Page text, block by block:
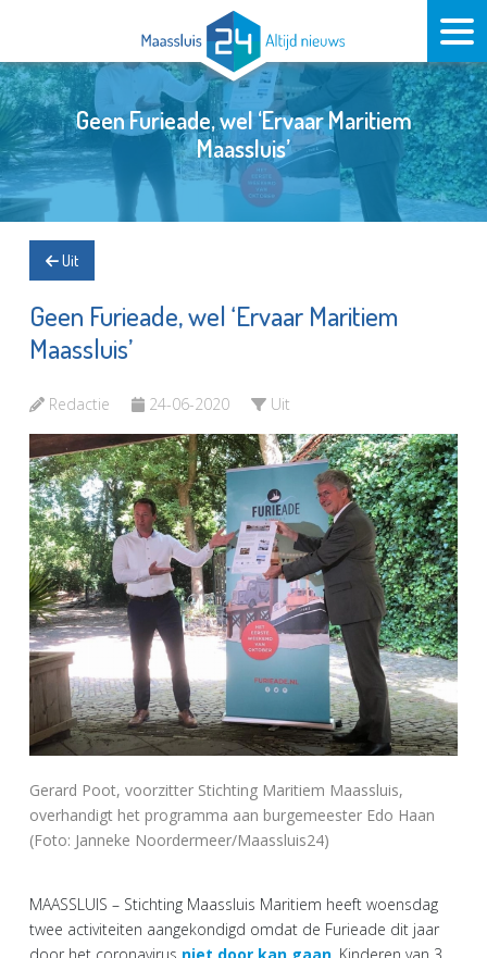
Geen Furieade, wel ‘Ervaar Maritiem
Maassluis’
Uit
Geen Furieade, wel ‘Ervaar Maritiem
Maassluis’
Redactie 24-06-2020 Uit
Gerard Poot, voorzitter Stichting Maritiem Maassluis,
overhandigt het programma aan burgemeester Edo Haan
(Foto: Janneke Noordermeer/Maassluis24)
MAASSLUIS – Stichting Maassluis Maritiem heeft woensdag
twee activiteiten aangekondigd omdat de Furieade dit jaar
door het coronavirus niet door kan gaan . Kinderen van 3